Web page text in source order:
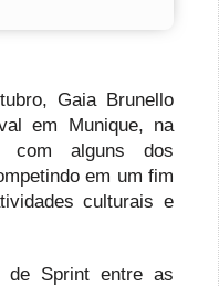
Gaia Brunello
em Munique, na
alguns dos
em um fim
culturais e
de Sprint entre as